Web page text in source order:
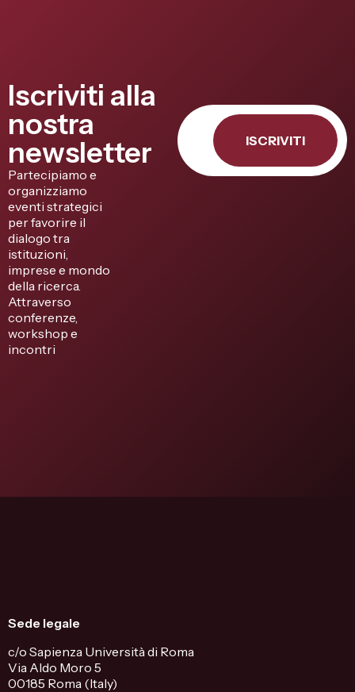
Iscriviti alla
nostra
newsletter
Partecipiamo e
organizziamo
eventi strategici
per favorire il
dialogo tra
istituzioni,
imprese e mondo
della ricerca.
Attraverso
conferenze,
workshop e
incontri
ISCRIVITI
Sede legale
c/o Sapienza Università di Roma
Via Aldo Moro 5
00185 Roma (Italy)